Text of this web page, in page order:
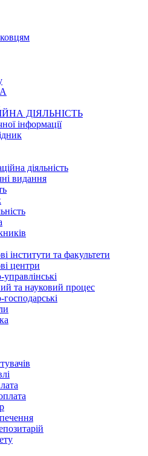
ДІЯЛЬНІСТЬ
інформації
діяльність
видання
інститути та факультети
центри
та науковий процес